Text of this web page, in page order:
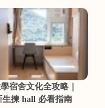
宿舍文化全攻略｜
生揀 hall 必看指南